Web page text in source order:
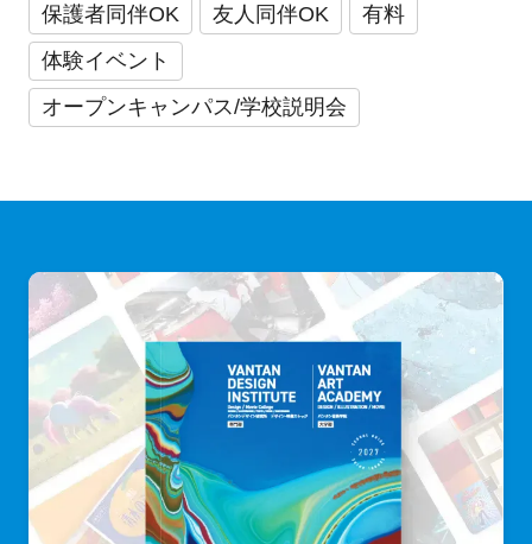
保護者同伴OK
友人同伴OK
有料
体験イベント
オープンキャンパス/学校説明会